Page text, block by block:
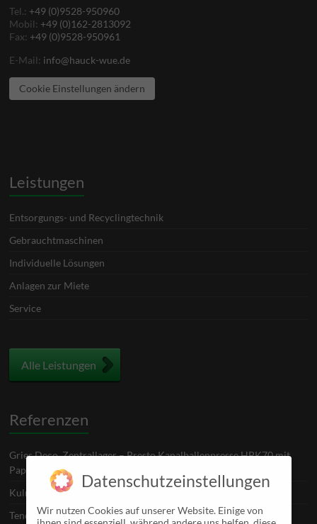
Tel.: +49 (0)9528-950960
Mobil: +49 (0)162-2813092
Fax: +49 (0)9528-950961
E-Mail: info@hauck-wue.de
Cookie Einstellungen ändern
Leistungen
Entsorgungs- und Recyclingtechnik
Gebrauchtmaschinen
Individuelle Lösungen
Anlagen zur Miete
Service
Alle Leistungen
Referenzen
Gries Deco, Zentrallager – Presto Kanalballenpresse HPK70 mit
Pappenzerreisser
Kulmbacher Brauerei
Tenovo, Hof – Stationäre Presse SHD1600 für Fliesstoffe
Datenschutzeinstellungen
Wir nutzen Cookies auf unserer Website. Einige von